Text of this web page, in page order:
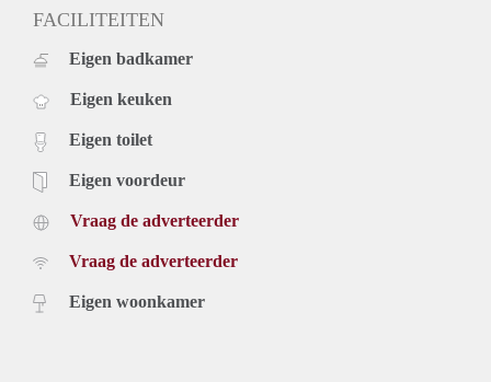
FACILITEITEN
Eigen badkamer
Eigen keuken
Eigen toilet
Eigen voordeur
Vraag de adverteerder
Vraag de adverteerder
Eigen woonkamer